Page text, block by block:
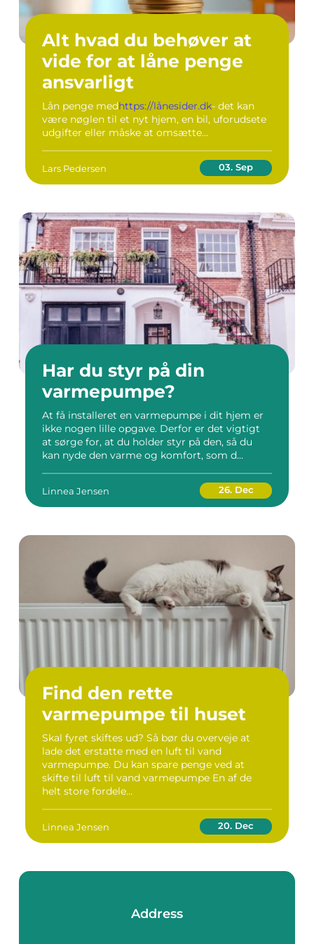
Alt hvad du behøver at
vide for at låne penge
ansvarligt
Lån penge medhttps://lånesider.dk- det kan
være nøglen til et nyt hjem, en bil, uforudsete
udgifter eller måske at omsætte...
Lars Pedersen 03. Sep
Har du styr på din
varmepumpe?
At få installeret en varmepumpe i dit hjem er
ikke nogen lille opgave. Derfor er det vigtigt
at sørge for, at du holder styr på den, så du
kan nyde den varme og komfort, som d...
Linnea Jensen 26. Dec
Find den rette
varmepumpe til huset
Skal fyret skiftes ud? Så bør du overveje at
lade det erstatte med en luft til vand
varmepumpe. Du kan spare penge ved at
skifte til luft til vand varmepumpe En af de
helt store fordele...
Linnea Jensen 20. Dec
Address